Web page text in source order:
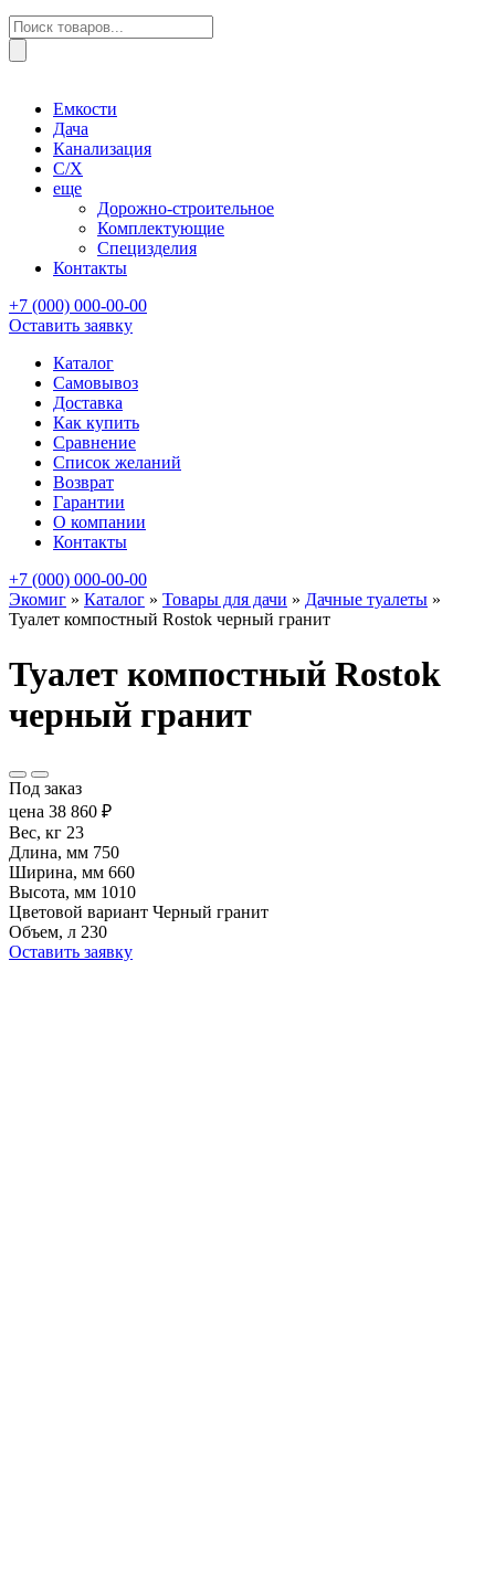
Поиск
товаров
Емкости
Дача
Канализация
С/Х
еще
Дорожно-строительное
Комплектующие
Специзделия
Контакты
+7 (000) 000-00-00
Оставить заявку
Каталог
Самовывоз
Доставка
Как купить
Сравнение
Список желаний
Возврат
Гарантии
О компании
Контакты
+7 (000) 000-00-00
Экомиг » Каталог » Товары для дачи » Дачные туалеты »
Туалет компостный Rostok черный гранит
Туалет компостный Rostok
черный гранит
Под заказ
цена 38 860 ₽
Вес, кг 23
Длина, мм 750
Ширина, мм 660
Высота, мм 1010
Цветовой вариант Черный гранит
Объем, л 230
Оставить заявку